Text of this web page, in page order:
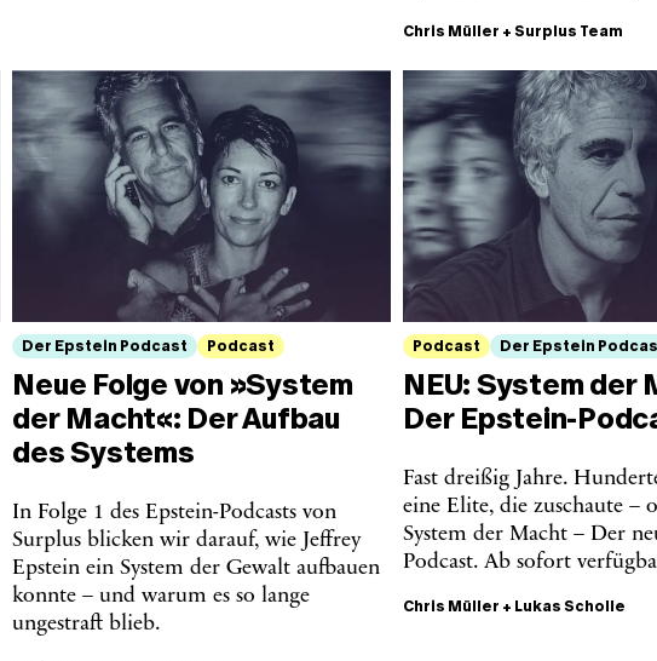
Chris Müller + Surplus Team
Der Epstein Podcast Podcast
Neue Folge von »System
der Macht«: Der Aufbau
des Systems
In Folge 1 des Epstein-Podcasts von
Surplus blicken wir darauf, wie Jeffrey
Epstein ein System der Gewalt aufbauen
konnte – und warum es so lange
ungestraft blieb.
Podcast Der Epstein
NEU: System der
Der Epstein-
Fast dreißig Jahre.
eine Elite, die zuschaute –
System der Macht – Der
Podcast. Ab sofort
Chris Müller + Lukas Scholle